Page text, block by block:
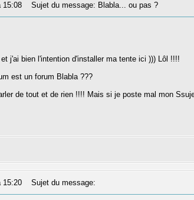
15:08 Sujet du message: Blabla... ou pas ?
j'ai bien l'intention d'installer ma tente ici ))) Lôl !!!!
est un forum Blabla ???
de tout et de rien !!!! Mais si je poste mal mon
15:20 Sujet du message: